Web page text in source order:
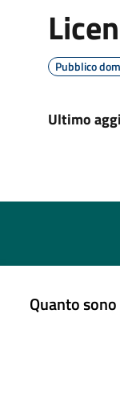
Pubblico
Ultimo
Quanto